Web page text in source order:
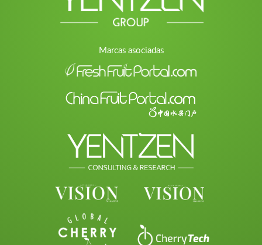
Marcas asociadas